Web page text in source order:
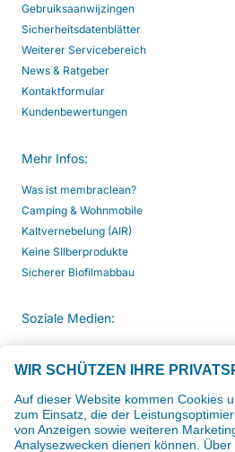
Gebruiksaanwijzingen
Sicherheitsdatenblätter
Weiterer Servicebereich
News & Ratgeber
Kontaktformular
Kundenbewertungen
Mehr Infos:
Was ist membraclean?
Camping & Wohnmobile
Kaltvernebelung (AIR)
Keine SIlberprodukte
Sicherer Biofilmabbau
Soziale Medien:
Kommunikation:
Zum Kontaktformular >